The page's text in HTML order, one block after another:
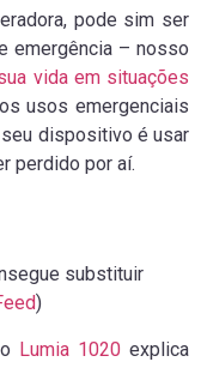
pode sim ser
emergência – nosso
vida em situações
usos emergenciais
dispositivo é usar
perdido por aí.
)
Lumia 1020 explica